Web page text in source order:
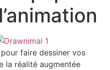
faire dessiner vos
la réalité augmentée